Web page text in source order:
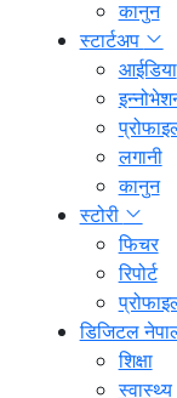
कानुन
स्टार्टअप
आईडिया
लगानी
कानुन
स्टोरी
फिचर
रिपोर्ट
डिजिटल
शिक्षा
स्वास्थ्य